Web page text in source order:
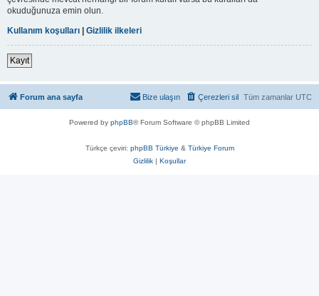
okuduğunuza emin olun.
Kullanım koşulları | Gizlilik ilkeleri
Kayıt
Forum ana sayfa Tüm zamanlar UTC
Çerezleri sil
Bize ulaşın
Powered by phpBB® Forum Software © phpBB Limited
Türkçe çeviri: phpBB Türkiye & Türkiye Forum
Gizlilik | Koşullar